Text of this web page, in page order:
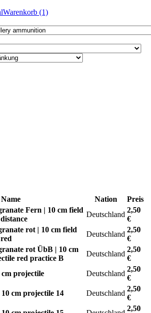
Warenkorb (1)
Name Nation
Preis
Fern | 10 cm field
Deutschland
2,50
€
rot | 10 cm field
Deutschland
2,50
€
rot ÜbB | 10 cm
red practice B
Deutschland
2,50
€
cm projectile
Deutschland
2,50
€
cm projectile 14
Deutschland
2,50
€
2,50